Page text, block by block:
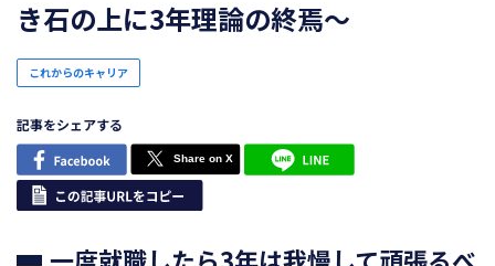
き石の上に3年理論の終焉～
これからのキャリア
記事をシェアする